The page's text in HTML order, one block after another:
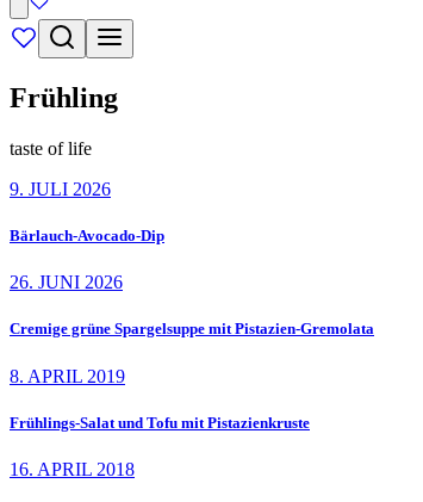
Frühling
taste of life
9. JULI 2026
Bärlauch-Avocado-Dip
26. JUNI 2026
Cremige grüne Spargelsuppe mit Pistazien-Gremolata
8. APRIL 2019
Frühlings-Salat und Tofu mit Pistazienkruste
16. APRIL 2018